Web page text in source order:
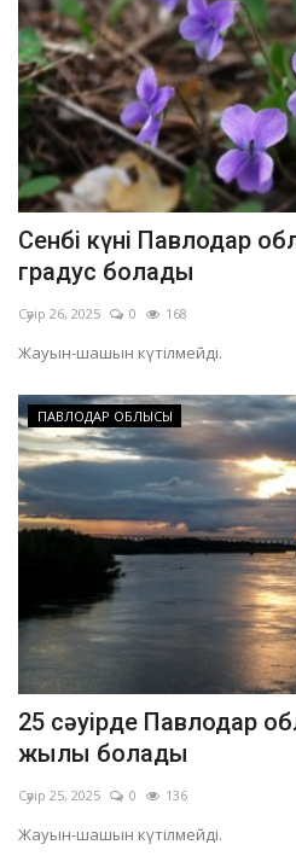
Сенбі күні Павлодар
градус болады
Сәуір 26, 2025 0 168
Жауын-шашын күтілмейді.
ПАВЛОДАР ОБЛЫСЫ
25 сәуірде Павлодар
жылы болады
Сәуір 25, 2025 0 136
Жауын-шашын күтілмейді.